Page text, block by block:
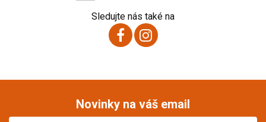
Sledujte nás také na
Novinky na váš email